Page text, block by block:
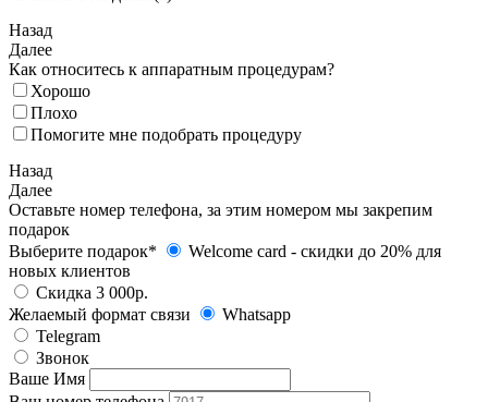
Назад
Далее
Как относитесь к аппаратным процедурам?
Хорошо
Плохо
Помогите мне подобрать процедуру
Назад
Далее
Оставьте номер телефона, за этим номером мы закрепим
подарок
Выберите подарок*
Welcome card - cкидки до 20% для
новых клиентов
Скидка 3 000р.
Желаемый формат связи
Whatsapp
Telegram
Звонок
Ваше Имя